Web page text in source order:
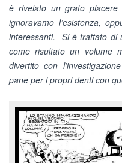
è rivelato un grato piacere
ignoravamo l’esistenza,
interessanti. Si è trattato di
come risultato un volume
divertito con
pane per i propri denti con